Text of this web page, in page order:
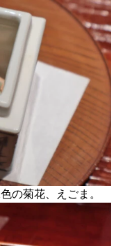
の菊花、えごま。